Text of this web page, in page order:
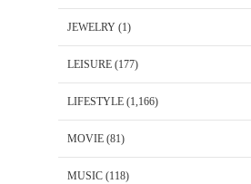
JEWELRY (1)
LEISURE (177)
LIFESTYLE (1,166)
MOVIE (81)
MUSIC (118)